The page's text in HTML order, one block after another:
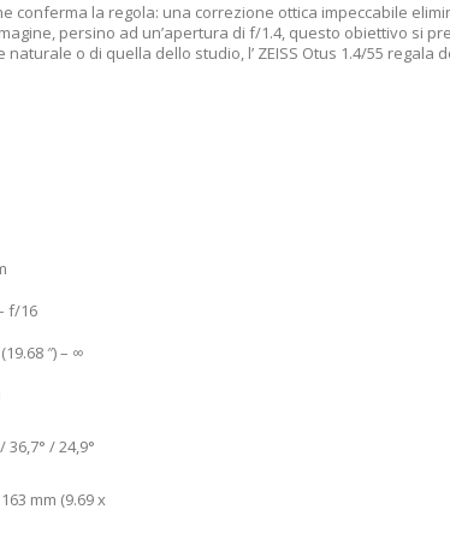
conferma la regola: una correzione ottica impeccabile
persino ad un’apertura di f/1.4, questo obiettivo
naturale o di quella dello studio, l’ ZEISS Otus 1.4/55
f/16
″) – ∞
36,7° / 24,9°
mm (9.69 x